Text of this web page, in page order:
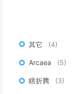
其它 4
Arcaea 5
瞎折腾 3